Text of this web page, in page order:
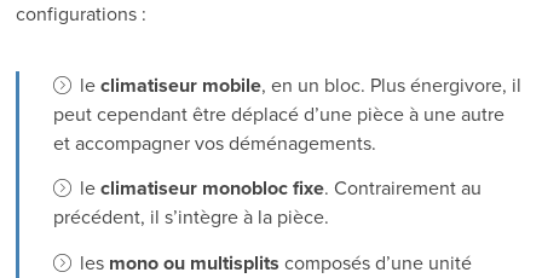
configurations :
leclimatiseur mobile, en un bloc. Plus énergivore, il
peut cependant être déplacé d’une pièce à une autre
et accompagner vos déménagements.
leclimatiseur monobloc fixe. Contrairement au
précédent, il s’intègre à la pièce.
les mono ou multisplits composés d’une unité